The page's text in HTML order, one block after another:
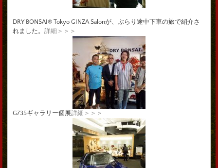
DRY BONSAI® Tokyo GINZA Salonが、ぶらり途中下車の旅で紹介さ
れました。 詳細＞＞＞
G735ギャラリー個展詳細＞＞＞